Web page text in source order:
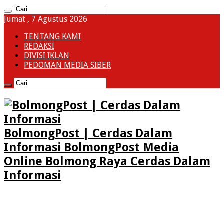
Jumat , 7 Agustus 2026
TENTANG KAMI
REDAKSI
DIVISI IKLAN
PEDOMAN MEDIA SIBER
BolmongPost | Cerdas Dalam
Informasi BolmongPost Media
Online Bolmong Raya Cerdas Dalam
Informasi